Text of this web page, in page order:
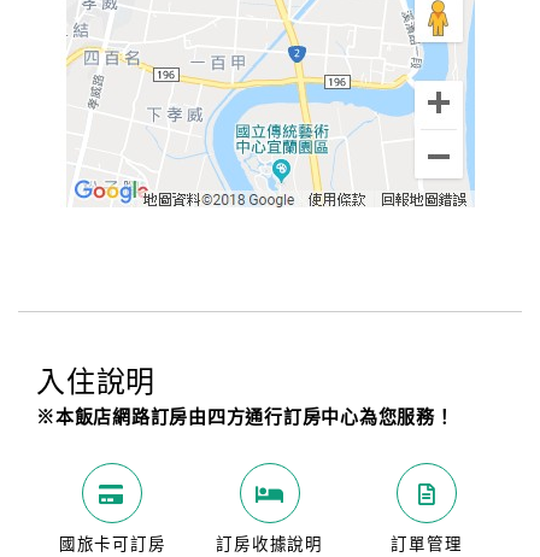
入住說明
※本飯店網路訂房由四方通行訂房中心為您服務！
國旅卡可訂房 訂房收據說明 訂單管理